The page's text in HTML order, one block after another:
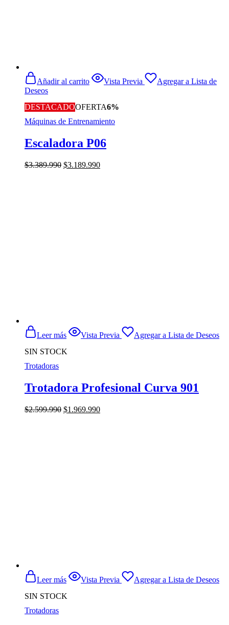
DESTACADOOFERTA6%
Añadir al carrito Vista Previa
Agregar a Lista de
Deseos
Máquinas de Entrenamiento
Escaladora P06
$3.389.990 El
$3.189.990El
SIN STOCK
Leer más Vista Previa Agregar a Lista de Deseos
Trotadoras
Trotadora Profesional Curva 901
$2.599.990 El
$1.969.990El
SIN STOCK
Leer más Vista Previa Agregar a Lista de Deseos
Trotadoras